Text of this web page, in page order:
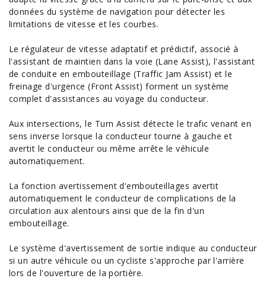
données du système de navigation pour détecter les
limitations de vitesse et les courbes.
Le régulateur de vitesse adaptatif et prédictif, associé à
l'assistant de maintien dans la voie (Lane Assist), l'assistant
de conduite en embouteillage (Traffic Jam Assist) et le
freinage d'urgence (Front Assist) forment un système
complet d'assistances au voyage du conducteur.
Aux intersections, le Turn Assist détecte le trafic venant en
sens inverse lorsque la conducteur tourne à gauche et
avertit le conducteur ou même arrête le véhicule
automatiquement.
La fonction avertissement d'embouteillages avertit
automatiquement le conducteur de complications de la
circulation aux alentours ainsi que de la fin d'un
embouteillage.
Le système d'avertissement de sortie indique au conducteur
si un autre véhicule ou un cycliste s'approche par l'arrière
lors de l'ouverture de la portière.